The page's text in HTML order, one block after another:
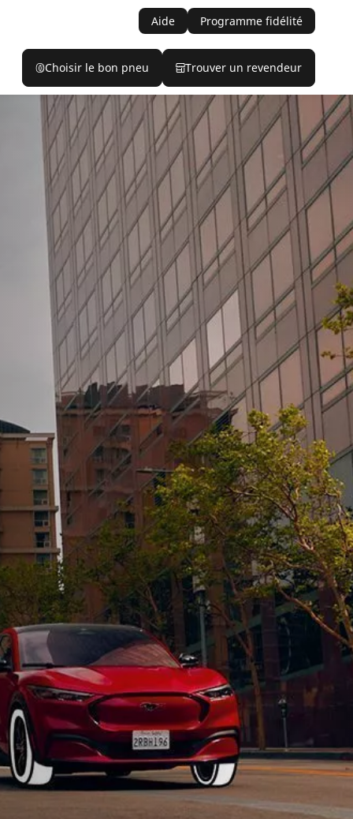
Aide Programme fidélité
Choisir le bon pneu Trouver un revendeur